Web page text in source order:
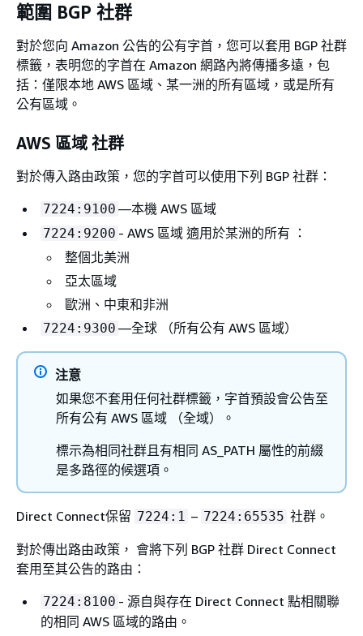
範圍 BGP 社群
對於您向 Amazon 公告的公有字首，您可以套用 BGP 社群
標籤，表明您的字首在 Amazon 網路內將傳播多遠，包
括：僅限本地 AWS 區域、某一洲的所有區域，或是所有
公有區域。
AWS 區域 社群
對於傳入路由政策，您的字首可以使用下列 BGP 社群：
7224:9100 —本機 AWS 區域
7224:9200 - AWS 區域 適用於某洲的所有 ：
整個北美洲
亞太區域
歐洲、中東和非洲
7224:9300 —全球 （所有公有 AWS 區域）
注意
如果您不套用任何社群標籤，字首預設會公告至
所有公有 AWS 區域 （全域）。
標示為相同社群且有相同 AS_PATH 屬性的前綴
是多路徑的候選項。
Direct Connect保留 7224:1 – 7224:65535 社群。
對於傳出路由政策， 會將下列 BGP 社群 Direct Connect
套用至其公告的路由：
7224:8100 - 源自與存在 Direct Connect 點相關聯
的相同 AWS 區域的路由。